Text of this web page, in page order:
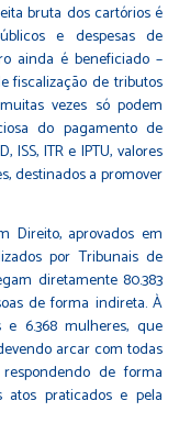
bruta dos cartórios é
e despesas de
ainda é beneficiado –
fiscalização de tributos
vezes só podem
do pagamento de
ISS, ITR e IPTU, valores
destinados a promover
Direito, aprovados em
por Tribunais de
diretamente 80.383
de forma indireta. À
e 6.368 mulheres, que
arcar com todas
de forma
praticados e pela